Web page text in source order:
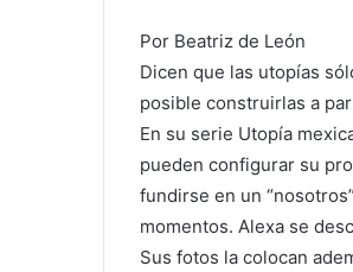
Por Beatriz de León
Dicen que las utopías
posible construirlas a
En su serie Utopía
pueden configurar su
fundirse en un
momentos. Alexa se
Sus fotos la colocan